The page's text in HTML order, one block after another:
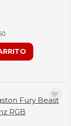
Fury Beast
RGB